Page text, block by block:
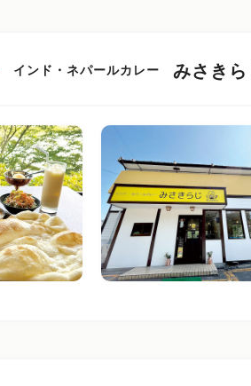
インド・ネパールカレー みさき